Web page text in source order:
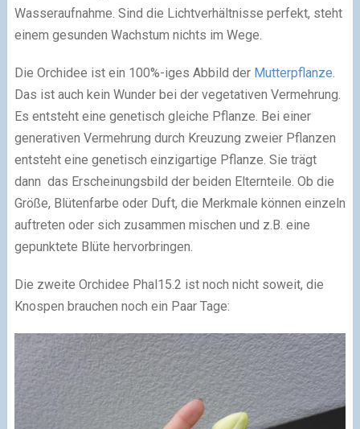
Wasseraufnahme. Sind die Lichtverhältnisse perfekt, steht
einem gesunden Wachstum nichts im Wege.
Die Orchidee ist ein 100%-iges Abbild der Mutterpflanze
Das ist auch kein Wunder bei der vegetativen Vermehrung.
Es entsteht eine genetisch gleiche Pflanze. Bei einer
generativen Vermehrung durch Kreuzung zweier Pflanzen
entsteht eine genetisch einzigartige Pflanze. Sie trägt
dann das Erscheinungsbild der beiden Elternteile. Ob die
Größe, Blütenfarbe oder Duft, die Merkmale können einzeln
auftreten oder sich zusammen mischen und z.B. eine
gepunktete Blüte hervorbringen.
Die zweite Orchidee Phal15.2 ist noch nicht soweit, die
Knospen brauchen noch ein Paar Tage: